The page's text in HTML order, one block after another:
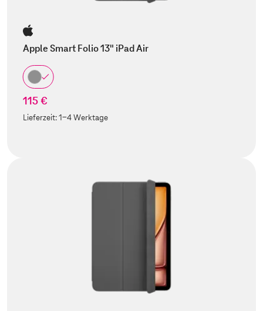
Apple Smart Folio 13" iPad Air
115 €
Lieferzeit:1-4 Werktage